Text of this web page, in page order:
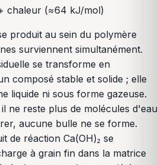
chaleur (≈64 kJ/mol)
produit au sein du polymère
surviennent simultanément.
se transforme en
composé stable et solide ; elle
liquide ni sous forme gazeuse.
ne reste plus de molécules d'eau
aucune bulle ne se forme.
de réaction Ca(OH)₂ se
à grain fin dans la matrice